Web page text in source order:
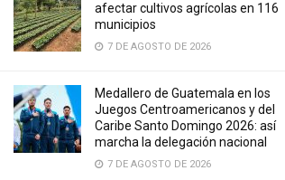
afectar cultivos agrícolas en 116
municipios
7 DE AGOSTO DE 2026
Medallero de Guatemala en los
Juegos Centroamericanos y del
Caribe Santo Domingo 2026: así
marcha la delegación nacional
7 DE AGOSTO DE 2026